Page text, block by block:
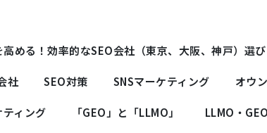
める！効率的なSEO会社（東京、大阪、神戸）選び
社 SEO対策 SNSマーケティング オウ
ィング 「GEO」と「LLMO」 LLMO・